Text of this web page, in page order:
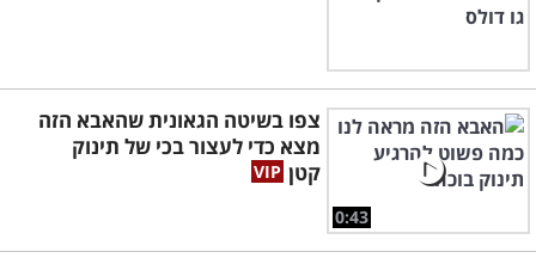
0:43
צפו בשיטה הגאונית שהאבא הזה
מצא כדי לעצור בכי של תינוק
קטן